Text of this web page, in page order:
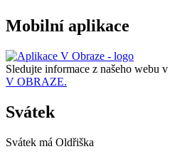
Mobilní aplikace
Sledujte informace z našeho webu v
V OBRAZE.
Svátek
Svátek má Oldřiška